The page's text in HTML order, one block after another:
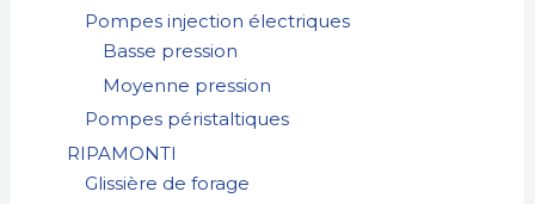
Pompes injection électriques
Basse pression
Moyenne pression
Pompes péristaltiques
RIPAMONTI
Glissière de forage